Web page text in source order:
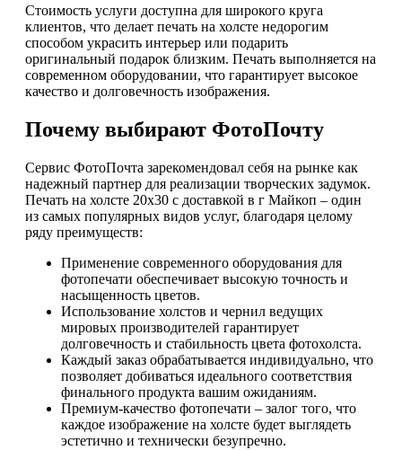
Стоимость услуги доступна для широкого круга
клиентов, что делает печать на холсте недорогим
способом украсить интерьер или подарить
оригинальный подарок близким. Печать выполняется на
современном оборудовании, что гарантирует высокое
качество и долговечность изображения.
Почему выбирают ФотоПочту
Сервис ФотоПочта зарекомендовал себя на рынке как
надежный партнер для реализации творческих задумок.
Печать на холсте 20х30 с доставкой в г Майкоп – один
из самых популярных видов услуг, благодаря целому
ряду преимуществ:
Применение современного оборудования для
фотопечати обеспечивает высокую точность и
насыщенность цветов.
Использование холстов и чернил ведущих
мировых производителей гарантирует
долговечность и стабильность цвета фотохолста.
Каждый заказ обрабатывается индивидуально, что
позволяет добиваться идеального соответствия
финального продукта вашим ожиданиям.
Премиум-качество фотопечати – залог того, что
каждое изображение на холсте будет выглядеть
эстетично и технически безупречно.